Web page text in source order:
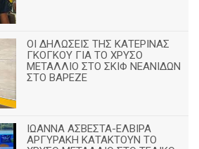
ΟΙ ΔΗΛΩΣΕΙΣ ΤΗΣ ΚΑΤΕΡΙΝΑΣ
ΓΚΟΓΚΟΥ ΓΙΑ ΤΟ ΧΡΥΣΟ
ΜΕΤΑΛΛΙΟ ΣΤΟ ΣΚΙΦ ΝΕΑΝΙΔΩΝ
ΣΤΟ ΒΑΡΕΖΕ
ΙΩΑΝΝΑ ΑΣΒΕΣΤΑ-ΕΛΒΙΡΑ
ΑΡΓΥΡΑΚΗ ΚΑΤΑΚΤΟΥΝ ΤΟ